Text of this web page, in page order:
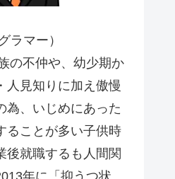
ラマー）
の不仲や、幼少期か
人見知りに加え傲慢
為、いじめにあった
ることが多い子供時
後就職するも人間関
年に「抑うつ状